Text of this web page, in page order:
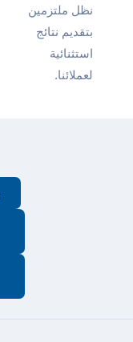
نظل ملتزمين
بتقديم نتائج
استثنائية
لعملائنا.